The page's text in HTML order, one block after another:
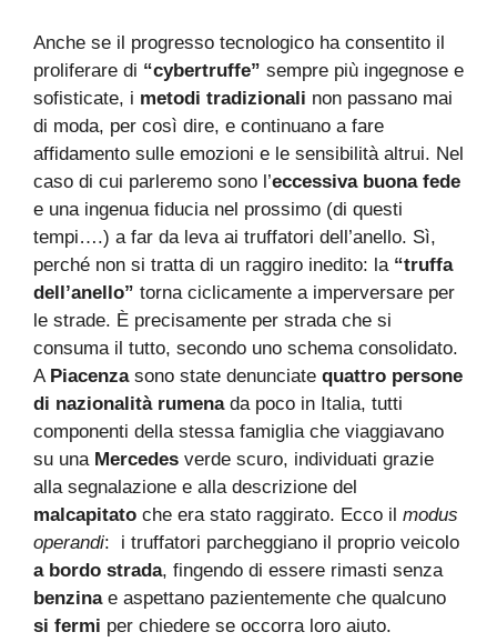
Anche se il progresso tecnologico ha consentito il
proliferare di “cybertruffe” sempre più ingegnose e
sofisticate, i metodi tradizionali non passano mai
di moda, per così dire, e continuano a fare
affidamento sulle emozioni e le sensibilità altrui. Nel
caso di cui parleremo sono l’eccessiva buona fede
e una ingenua fiducia nel prossimo (di questi
tempi….) a far da leva ai truffatori dell’anello. Sì,
perché non si tratta di un raggiro inedito: la “truffa
dell’anello” torna ciclicamente a imperversare per
le strade. È precisamente per strada che si
consuma il tutto, secondo uno schema consolidato.
A Piacenzasono state denunciate quattro persone
di nazionalità rumenada poco in Italia, tutti
componenti della stessa famiglia che viaggiavano
su una Mercedes verde scuro, individuati grazie
alla segnalazione e alla descrizione del
malcapitato che era stato raggirato. Ecco il modus
operandi: i truffatori parcheggiano il proprio veicolo
a bordo strada, fingendo di essere rimasti senza
benzina e aspettano pazientemente che qualcuno
si fermi per chiedere se occorra loro aiuto.